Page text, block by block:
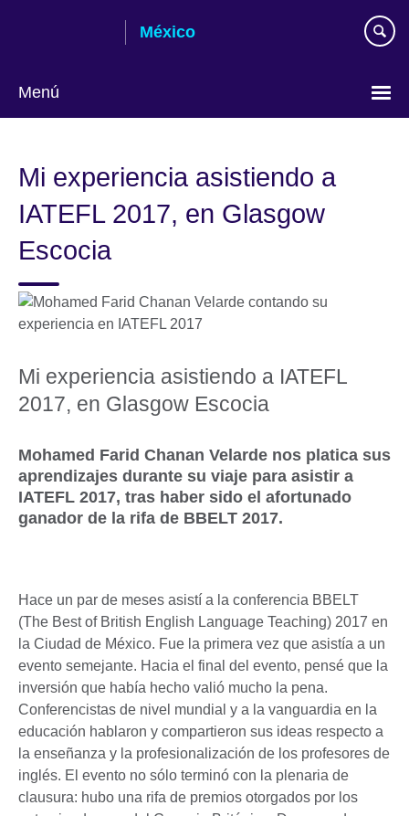
México
Menú
language
Mi experiencia asistiendo a
IATEFL 2017, en Glasgow
Escocia
Mi experiencia asistiendo a IATEFL
2017, en Glasgow Escocia
Mohamed Farid Chanan Velarde nos platica sus
aprendizajes durante su viaje para asistir a
IATEFL 2017, tras haber sido el afortunado
ganador de la rifa de BBELT 2017.
Hace un par de meses asistí a la conferencia BBELT
(The Best of British English Language Teaching) 2017 en
la Ciudad de México. Fue la primera vez que asistía a un
evento semejante. Hacia el final del evento, pensé que la
inversión que había hecho valió mucho la pena.
Conferencistas de nivel mundial y a la vanguardia en la
educación hablaron y compartieron sus ideas respecto a
la enseñanza y la profesionalización de los profesores de
inglés. El evento no sólo terminó con la plenaria de
clausura: hubo una rifa de premios otorgados por los